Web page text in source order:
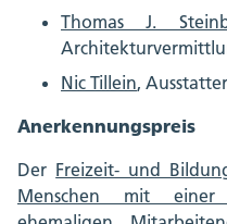
Thomas J.
Nic Tillein,
Anerkennungspreis
Der Freizeit- und
Menschen mit einer